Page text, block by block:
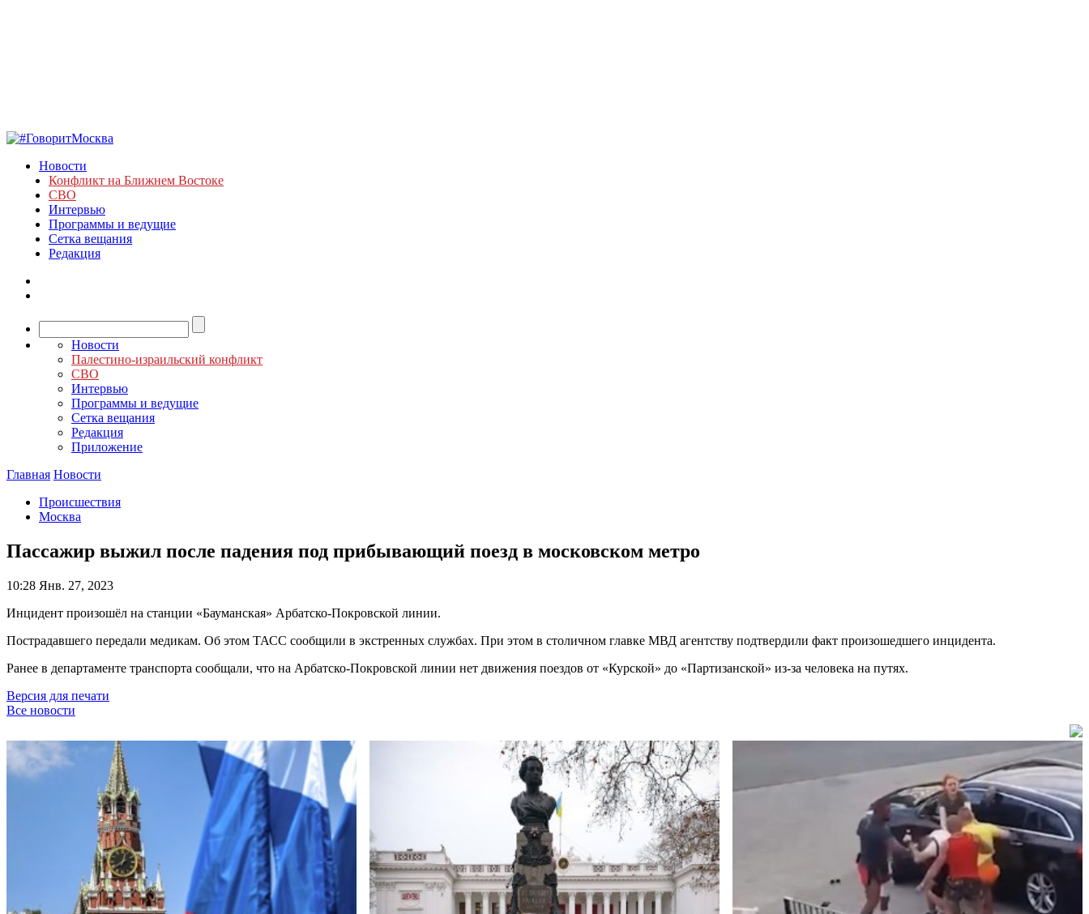
Новости
Конфликт на Ближнем Востоке
СВО
Интервью
Программы и ведущие
Сетка вещания
Редакция
Новости
Палестино-израильский конфликт
СВО
Интервью
Программы и ведущие
Сетка вещания
Редакция
Приложение
Главная Новости
Происшествия
Москва
Пассажир выжил после падения под прибывающий поезд в московском метро
10:28 Янв. 27, 2023
Инцидент произошёл на станции «Бауманская» Арбатско-Покровской линии.
Пострадавшего передали медикам. Об этом ТАСС сообщили в экстренных службах. При этом в столичном главке МВД агентству подтвердили факт произошедшего инцидента.
Ранее в департаменте транспорта сообщали, что на Арбатско-Покровской линии нет движения поездов от «Курской» до «Партизанской» из-за человека на путях.
Версия для печати
Все новости